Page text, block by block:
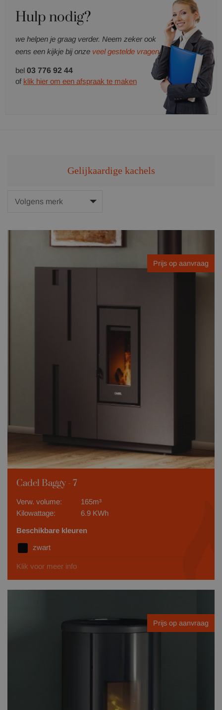
Hulp nodig?
we helpen je graag verder. Neem zeker ook
eens een kijkje bij onze veel gestelde vragen.
bel 03 776 92 44
of klik hier om een afspraak te maken
Gelijkaardige kachels
Prijs op aanvraag
Cadel Baggy - 7
Verw. volume:
165m³
Kilowattage:
6.9 KWh
Beschikbare kleuren
zwart
Klik voor meer info
Prijs op aanvraag